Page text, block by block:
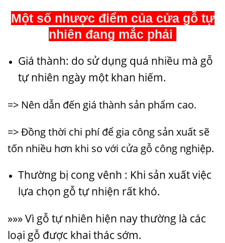
Một số nhược điểm của cửa gỗ tự
nhiên đang mắc phải
Giá thành: do sử dụng quá nhiều mà gỗ
tự nhiên ngày một khan hiếm.
=> Nên dẫn đến giá thành sản phẩm cao.
=> Đồng thời chi phí để gia công sản xuất sẽ
tốn nhiều hơn khi so với cửa gỗ công nghiệp.
Thường bị cong vênh : Khi sản xuất việc
lựa chọn gỗ tự nhiện rất khó.
»»» Vì gỗ tự nhiên hiện nay thường là các
loại gỗ được khai thác sớm.